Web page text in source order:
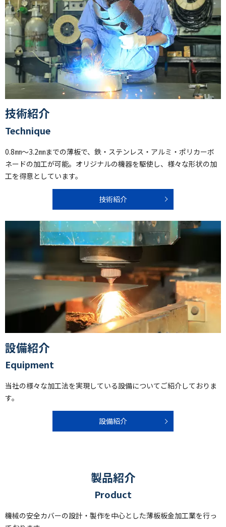
技術紹介
Technique
0.8㎜～3.2㎜までの薄板で、鉄・ステンレス・アルミ・ポリカーボ
ネードの加工が可能。オリジナルの機器を駆使し、様々な形状の加
工を得意としています。
技術紹介
設備紹介
Equipment
当社の様々な加工法を実現している設備についてご紹介しておりま
す。
設備紹介
製品紹介
Product
機械の安全カバーの設計・製作を中心とした薄板板金加工業を行っ